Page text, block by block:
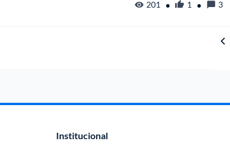
201 • 1 • 3
Institucional